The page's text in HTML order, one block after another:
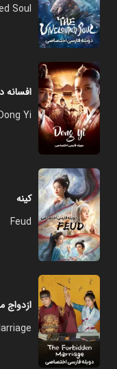
Soul
Yi
کینه
Feud
ازدواج